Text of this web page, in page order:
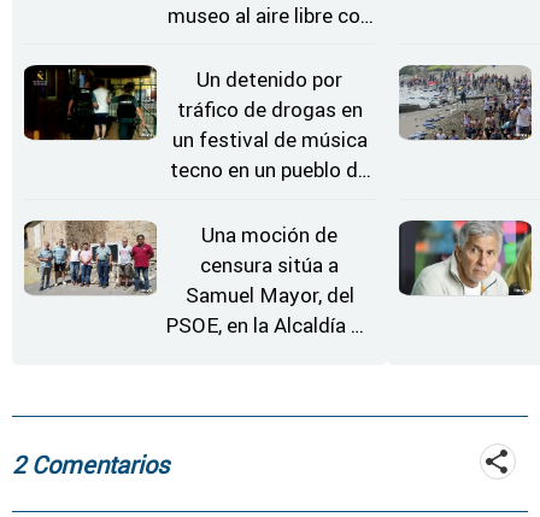
museo al aire libre con
Un detenido por
tráfico de drogas en
un festival de música
tecno en un pueblo de
Una moción de
censura sitúa a
Samuel Mayor, del
PSOE, en la Alcaldía de
2 Comentarios